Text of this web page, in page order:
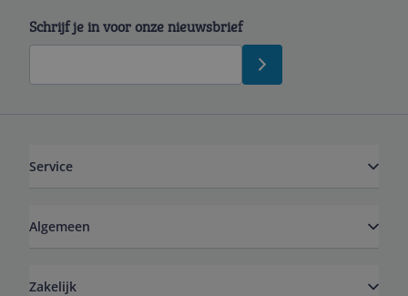
Schrijf je in voor onze nieuwsbrief
Service
Algemeen
Zakelijk